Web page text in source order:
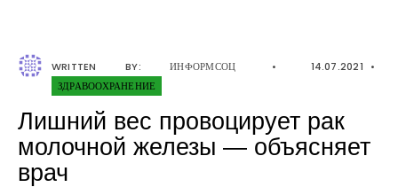
WRITTEN BY:ИНФОРМСОЦ • 14.07.2021
•
ЗДРАВООХРАНЕНИЕ
Лишний вес провоцирует рак
молочной железы — объясняет
врач